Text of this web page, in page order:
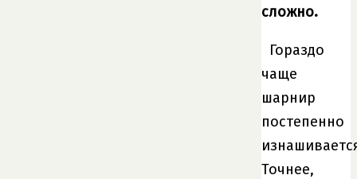
сложно.
Гораздо
чаще
шарнир
постепенно
Точнее,